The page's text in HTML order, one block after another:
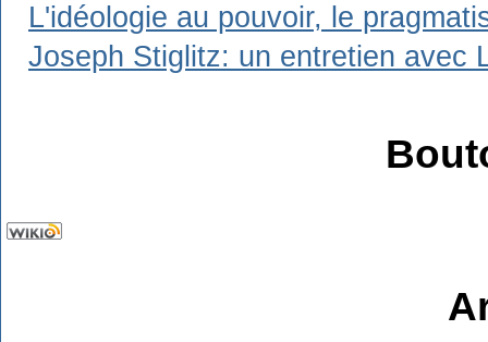
L'idéologie au pouvoir, le
Joseph Stiglitz: un entretien avec